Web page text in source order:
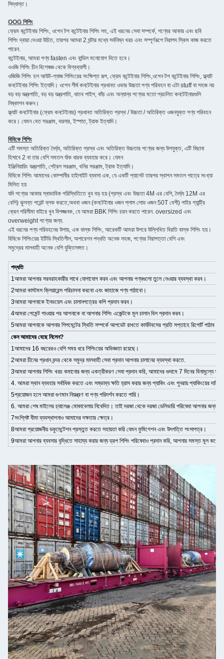
সিদ্ধান্ত।
OOG শিপিং
ফ্রেম কন্টেইনার শিপিং, ওপেন টপ কন্টেইনার শিপিং সহ, এই ধরনের সেবা সম্পর্কে, পণ্যের আকার এবং ছবি
শিপিং দ্বারা দেওয়া উচিত, তারপর আমরা 2 ঘন্টার মধ্যে সর্বনিম্ন খরচ এবং সম্পূর্ণরূপে নিরাপদ স্কিম কাজ করতে
পারেন.
কন্টেইনার, আমরা পণ্য fasten এবং বান্ডিল মনোযোগ দিতে হবে।
ওওজি শিপিং চীন বিশেষজ্ঞ থেকে বিশ্বব্যাপী।
ওজিজি শিপিং হল আউট-গ্যাজ শিপিংয়ের সংক্ষিপ্ত রূপ, ফ্রেম কন্টেইনার শিপিং,ওপেন টপ কন্টেইনার শিপিং, ফ্ল্যাট
কনটেইনার শিপিং ইত্যাদি। ওপেন শীর্ষ কনটেইনার প্রধানত ওভার উচ্চতা পণ্য পরিবহন বা এটা stuff বা সহজ নয়
বড় বড় যন্ত্রপাতি, বড় বড় যন্ত্রপাতি, ধাতব পাইপ, কাঁচ এবং অন্যান্য পণ্যের মতো প্রচলিত কনটেইনারগুলি
নিষ্কাশন করুন।
ফ্ল্যাট কনটেইনার (ফ্রেম কনটেইনার) প্রধানত অতিরিক্ত প্রস্থ / উচ্চতা / অতিরিক্ত ওজনযুক্ত পণ্য পরিবহন
করে। যেমন বেত সরঞ্জাম, বয়লার, ইস্পাত, ট্রাক ইত্যাদি।
বিবিকে শিপিং
এটি সমস্ত অতিরিক্ত দৈর্ঘ্য, অতিরিক্ত প্রস্থ এবং অতিরিক্ত উচ্চতার পণ্যের জন্য উপযুক্ত, এটি বিছানা
হিসাবে 2 বা তার বেশি সমতল র্যাক ধারক ব্যবহার করে। যেমন
ইঞ্জিনিয়ারিং যন্ত্রপাতি, পেট্রল সরঞ্জাম, খনির সরঞ্জাম, ট্রাক ইত্যাদি।
বিবিকে শিপিং আমাদের কোম্পানীর হাইলাইট ব্যবসা এক, যে একটি প্যালেট তারপর স্থাপন সমতল পাত্রে সংখ্যা
মিলিত হয়
যদি পণ্যের আকার স্বাভাবিক পরিস্থিতিতে খুব বড় হয় (প্রস্থ এবং উচ্চতা 4M এর বেশি, দৈর্ঘ্য 12M এর
বেশি) ঝুলন্ত পয়েন্ট ব্লক করতে,অথবা ওজন (কনটেইনার ওজন প্লাস লোড ওজন 50T বেশী) পাইর গ্যান্ট্রি
ক্রেন পরিসীমা বাইরে খুব বিপজ্জনক, যে আমরা BBK শিপিং চয়ন করতে পারেন. oversized এবং
overweight পণ্যের জন্য.
এই ধরনের পণ্য পরিবহনের উপায়, এক বাল্ক শিপিং, আরেকটি আমরা উপরে উল্লিখিত বিরতি বাল্ক শিপিং হয়।
বিবিকে শিপিংয়ের ইটিডি স্থিতিশীল, অপারেশন পদ্ধতি অনেক সহজ, পণ্যের নিরাপত্তা বেশি এবং
সমুদ্রের মালবাহী অনেক বেশি যুক্তিসঙ্গত।
পদ্ধতি
1আমরা আপনার সরবরাহকারীর সাথে যোগাযোগ করব এবং আপনার পণ্যগুলো তুলে নেওয়ার ব্যবস্থা করব।
2আমরা কাস্টমস ক্লিয়ারেন্স পরিচালনা করবো এবং জাহাজে পণ্য পাঠাবো।
3আমরা আপনাকে ইনভয়েস এবং চালানপত্রের কপি প্রদান করব।
4আমরা পেমেন্ট পাওয়ার পর আপনাকে বা আপনার শিপিং এজেন্টকে মূল চালান বিল প্রদান করব।
5আমরা আপনাকে আপনার শিপমেন্টের স্থিতি সম্পর্কে আপডেট রাখতে কার্যদিবসের প্রতি সপ্তাহে রিপোর্ট পাঠাব।
কেন আমাদের বেছে নিলেন?
1আমাদের 16 বছরেরও বেশি সময় ধরে শিপিংয়ের অভিজ্ঞতা রয়েছে।
2আমরা চীনের প্রধান বন্দর থেকে সমুদ্র মালবাহী সেবা প্রদান আপনার চালানের ব্যবস্থা করতে.
3আমরা আপনার শিপিং খরচ কমানোর জন্য একত্রীকরণ সেবা প্রদান করি, আমাদের গুদামে 7 দিনের বিনামূল্যে
4. আমরা স্থান ব্যবহার সর্বাধিক করতে এবং সম্ভাব্য ক্ষতি হ্রাস করার জন্য প্যাকিং এবং পুনরায় প্যাকিংয়ের
5প্রয়োজন হলে আমরা গুণমান নিয়ন্ত্রণ বা পণ্য পরিদর্শন করতে পারি।
6. আমরা শেষ মাইলের চ্যালেঞ্জ মোকাবেলায় নিবেদিত। তাই দরজা থেকে দরজা ডেলিভারি পরিষেবা আপনার জন্য
7সংশ্লিষ্ট বীমা ব্যবস্থাপনাও আমাদের দক্ষতার ক্ষেত্র।
8আমরা প্রয়োজনীয় ডকুমেন্টেশন প্রস্তুত করতে সহায়তা করি যেমন ফুমিগেশন এবং উৎপত্তি শংসাপত্র।
9আমরা আপনার ব্যবসার বৃদ্ধিতে সাহায্য করার জন্য ড্রপ শিপিং পরিষেবাও প্রদান করি, আপনার সমস্ত মূল